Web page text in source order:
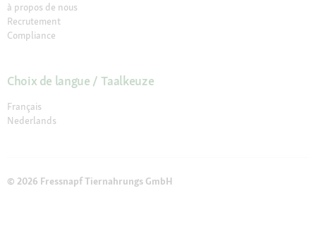
à propos de nous
Recrutement
Compliance
Choix de langue / Taalkeuze
Français
Nederlands
© 2026 Fressnapf Tiernahrungs GmbH